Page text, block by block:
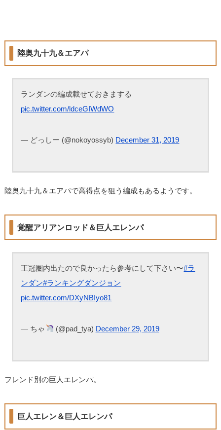
陸奥九十九＆エアパ
ランダンの編成載せておきまする
pic.twitter.com/ldceGIWdWO
— どっしー (@nokoyossyb) December 31, 2019
陸奥九十九＆エアパで高得点を狙う編成もあるようです。
覚醒アリアンロッド＆巨人エレンパ
王冠圏内出たので良かったら参考にして下さい〜#ラ
ンダン#ランキングダンジョン
pic.twitter.com/DXyNBIyo81
— ちゃ (@pad_tya) December 29, 2019
フレンド別の巨人エレンパ。
巨人エレン＆巨人エレンパ